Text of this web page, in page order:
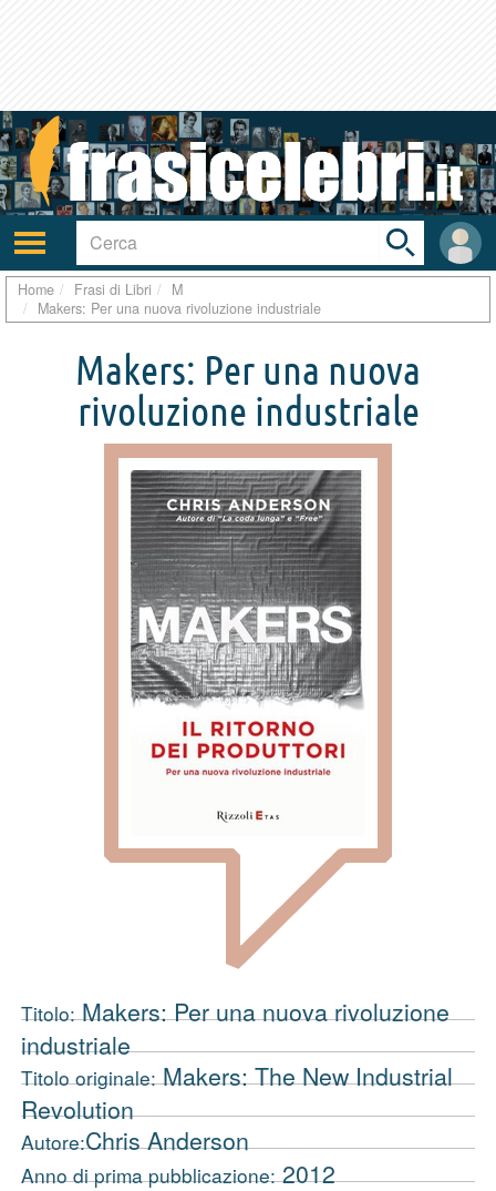
Attiva/disattiva
navigazione
User
area
Toggle
search
bar
Home Frasi di Libri
M
Makers: Per una nuova rivoluzione industriale
Makers: Per una nuova
rivoluzione industriale
Titolo:Makers: Per una nuova rivoluzione
industriale
Titolo originale:Makers: The New Industrial
Revolution
Autore:Chris Anderson
Anno di prima pubblicazione:2012